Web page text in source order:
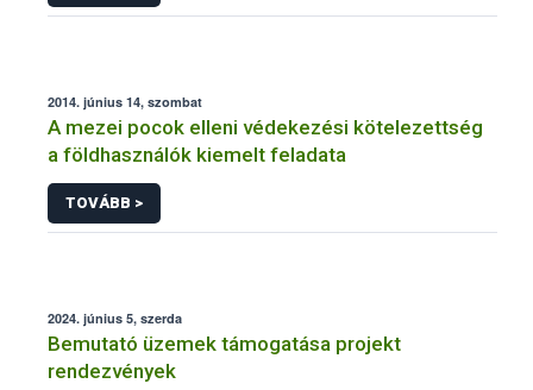
2014. június 14, szombat
A mezei pocok elleni védekezési kötelezettség
a földhasználók kiemelt feladata
TOVÁBB >
2024. június 5, szerda
Bemutató üzemek támogatása projekt
rendezvények